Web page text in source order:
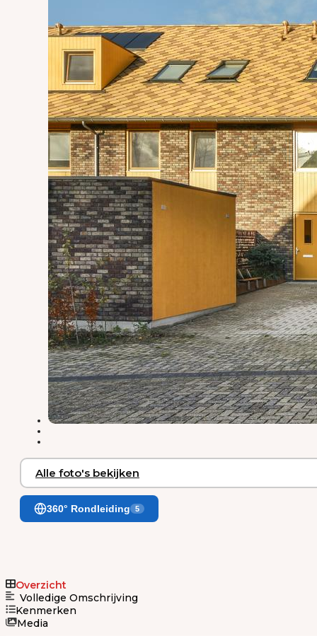
Alle foto's bekijken
360° Rondleiding 5
Overzicht
Volledige Omschrijving
Kenmerken
Media